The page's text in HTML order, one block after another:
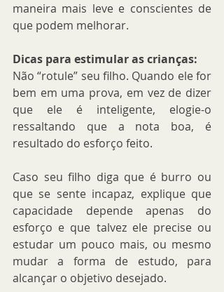
maneira mais leve e conscientes de
que podem melhorar.
Dicas para estimular as crianças:
Não “rotule” seu filho. Quando ele for
bem em uma prova, em vez de dizer
que ele é inteligente, elogie-o
ressaltando que a nota boa, é
resultado do esforço feito.
Caso seu filho diga que é burro ou
que se sente incapaz, explique que
capacidade depende apenas do
esforço e que talvez ele precise ou
estudar um pouco mais, ou mesmo
mudar a forma de estudo, para
alcançar o objetivo desejado.